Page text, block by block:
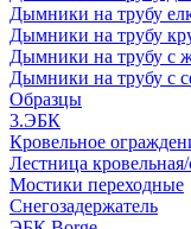
Дымники на трубу
Дымники на трубу
Дымники на трубу с
Дымники на трубу с
Образцы
3.ЭБК
Кровельное
Лестница кровельная/
Мостики переходные
Снегозадержатель